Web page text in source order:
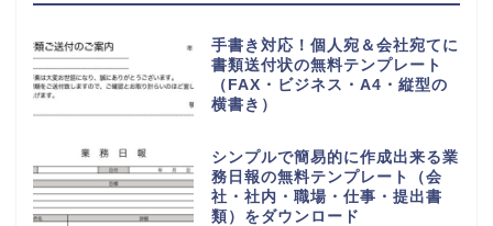
手書き対応！個人宛＆会社宛てに
書類送付状の無料テンプレート
（FAX・ビジネス・A4・縦型の
横書き）
シンプルで簡易的に作成出来る業
務日報の無料テンプレート（会
社・社内・職場・仕事・提出書
類）をダウンロード